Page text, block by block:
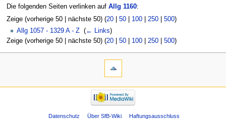
Die folgenden Seiten verlinken auf Allg 1160:
Zeige (vorherige 50 | nächste 50) (20| 50| 100| 250| 500)
Allg 1057 - 1329 A - Z (← Links)
Zeige (vorherige 50 | nächste 50) (20| 50| 100| 250| 500)
Datenschutz Über SfB-Wiki Haftungsausschluss